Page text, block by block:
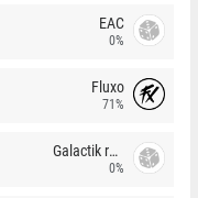
EAC
0%
Fluxo
71%
Galactik rebels
0%